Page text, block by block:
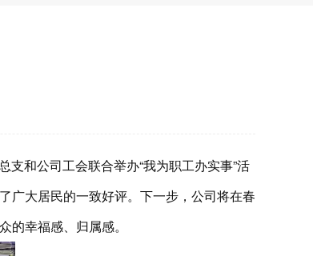
和公司工会联合举办“我为职工办实事”活
广大居民的一致好评。下一步，公司将在春
幸福感、归属感。